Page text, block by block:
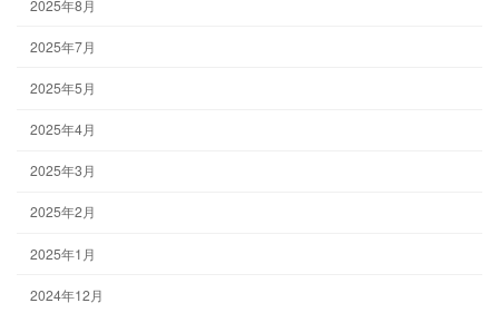
2025年8月
2025年7月
2025年5月
2025年4月
2025年3月
2025年2月
2025年1月
2024年12月